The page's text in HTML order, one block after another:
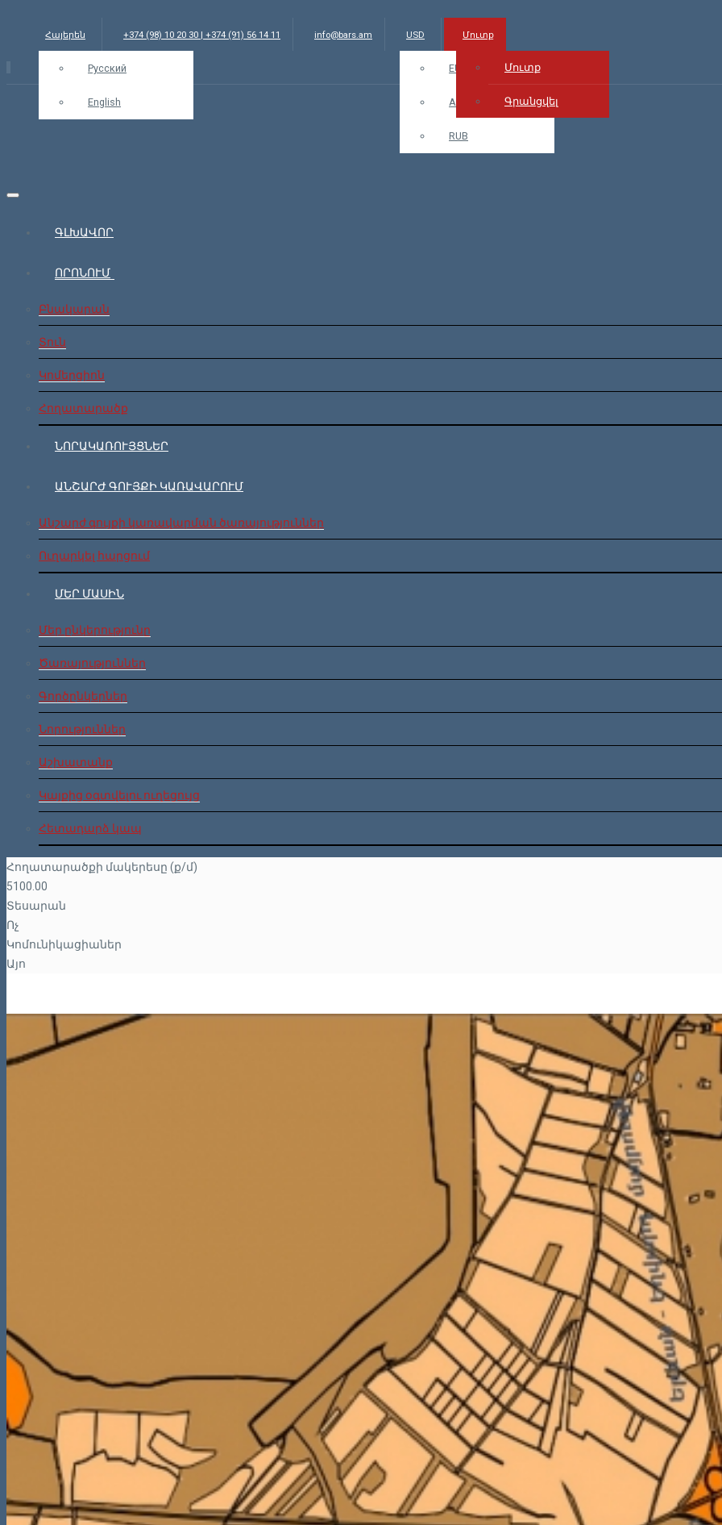
Հայերեն
Русский
English
+374 (98) 10 20 30 | +374 (91) 56 14 11 info@bars.am USD
EUR
AMD
RUB
Մուտք
Մուտք
Գրանցվել
ԳԼԽԱՎՈՐ
ՈՐՈՆՈՒՄ
Բնակարան
Տուն
Կոմերցիոն
Հողատարածք
ՆՈՐԱԿԱՌՈՒՅՑՆԵՐ
ԱՆՇԱՐԺ ԳՈՒՅՔԻ ԿԱՌԱՎԱՐՈՒՄ
Անշարժ գույքի կառավարման ծառայություններ
Ուղարկել հարցում
ՄԵՐ ՄԱՍԻՆ
Մեր ընկերությունը
Ծառայություններ
Գործընկերներ
Նորություններ
Աշխատանք
Կայքից օգտվելու ուղեցույց
Հետադարձ կապ
Հողատարածքի մակերեսը (ք/մ)
5100.00
Տեսարան
Ոչ
Կոմունիկացիաներ
Այո